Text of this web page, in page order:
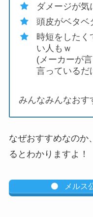
ダメージが気
頭皮がベタベ
時短をしたく
い人もｗ
(メーカーが
言っているだ
みんなみんなおす
なぜおすすめなのか
るとわかりますよ！
メルス